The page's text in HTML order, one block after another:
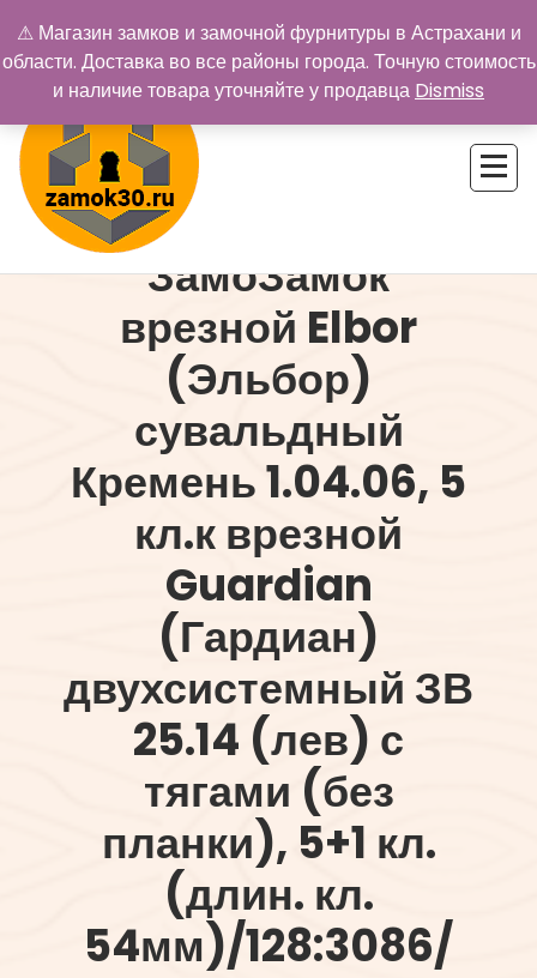
содержимому
ЗамоЗамок
врезной Elbor
(Эльбор)
сувальдный
Кремень 1.04.06, 5
кл.к врезной
Guardian
(Гардиан)
двухсистемный ЗВ
25.14 (лев) с
тягами (без
планки), 5+1 кл.
(длин. кл.
54мм)/128:3086/
⚠ Магазин замков и замочной фурнитуры в Астрахани и
области. Доставка во все районы города. Точную стоимость
и наличие товара уточняйте у продавца Dismiss